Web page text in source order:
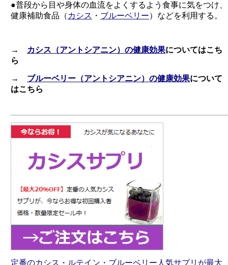
●普段から目や身体の血流をよくするよう食事に気をつけ、
健康補助食品（ カシス ・ ブルーベリー）などを利用する。
→ カシス（アントシアニン）の健康効果についてはこち
ら
→ ブルーベリー（アントシアニン）の健康効果について
はこちら
定番のカシス・ルテイン・ブルーベリー人気サプリが最大